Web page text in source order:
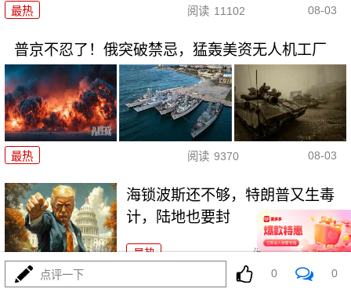
最热 阅读 11102 08-03
普京不忍了！俄突破禁忌，猛轰美资无人机工厂
最热 阅读 9370 08-03
海锁波斯还不够，特朗普又生毒
计，陆地也要封
最热 阅读 9294
4万吨老将压阵，054B新锐亮
点评一下 0 0